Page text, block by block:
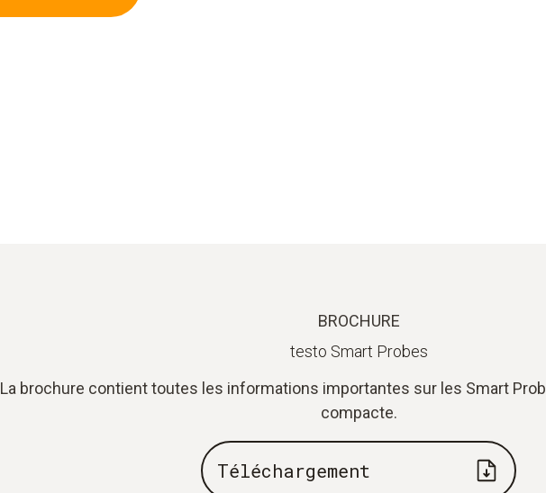
BROCHURE
testo Smart Probes
La brochure contient toutes les informations importantes sur les Smart
compacte.
Téléchargement